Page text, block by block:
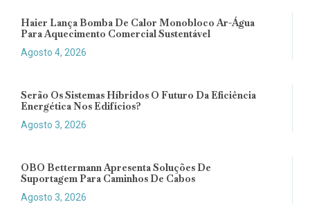
Haier Lança Bomba De Calor Monobloco Ar-Água
Para Aquecimento Comercial Sustentável
Agosto 4, 2026
Serão Os Sistemas Híbridos O Futuro Da Eficiência
Energética Nos Edifícios?
Agosto 3, 2026
OBO Bettermann Apresenta Soluções De
Suportagem Para Caminhos De Cabos
Agosto 3, 2026